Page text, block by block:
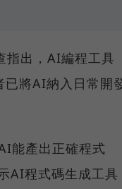
出，AI編程工具
將AI納入日常開
能產出正確程式
AI程式碼生成工具